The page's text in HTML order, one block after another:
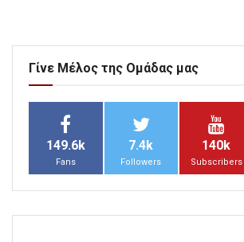
Γίνε Μέλος της Ομάδας μας
149.6k
Fans
7.4k
Followers
140k
Subscribers